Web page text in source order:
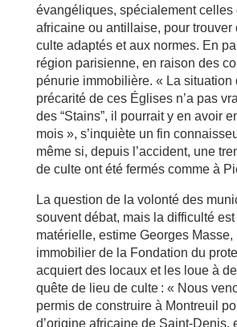
évangéliques, spécialement celles
africaine ou antillaise, pour trouver
culte adaptés et aux normes. En
région parisienne, en raison des
pénurie immobilière. « La situation
précarité de ces Églises n’a pas
des “Stains”, il pourrait y en avoir
mois », s’inquiète un fin
même si, depuis l’accident, une
de culte ont été fermés comme à
La question de la volonté des
souvent débat, mais la difficulté
matérielle, estime Georges
immobilier de la Fondation du
acquiert des locaux et les loue à
quête de lieu de culte : « Nous
permis de construire à Montreuil
d’origine africaine de Saint-Denis,